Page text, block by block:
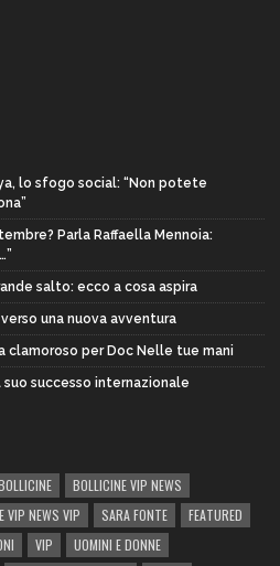
lo sfogo social: “Non potete
Parla Raffaella Mennoia:
salto: ecco a cosa aspira
una nuova avventura
clamoroso per Doc Nelle tue mani
successo internazionale
BOLLICINE VIP NEWS
VIP NEWS VIP SARA FONTE
FEATURED
VIP
UOMINI E DONNE